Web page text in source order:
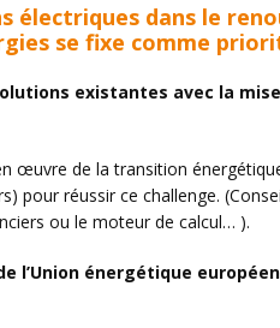
électriques dans le
se fixe comme
existantes avec la mise
œuvre de la transition
pour réussir ce challenge.
ou le moteur de calcul… ).
l’Union énergétique